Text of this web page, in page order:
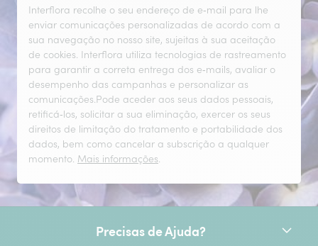
Interflora recolhe o seu endereço de e‑mail para lhe
enviar comunicações personalizadas de acordo com a
sua navegação no nosso site, sujeitas à sua aceitação
de cookies. Interflora utiliza tecnologias de rastreamento
para garantir a correta entrega dos e‑mails, avaliar o
desempenho das campanhas e personalizar as
comunicações.Pode aceder aos seus dados pessoais,
retificá‑los, solicitar a sua eliminação, exercer os seus
direitos de limitação do tratamento e portabilidade dos
dados, bem como cancelar a subscrição a qualquer
momento. Mais informações
Precisas de Ajuda?